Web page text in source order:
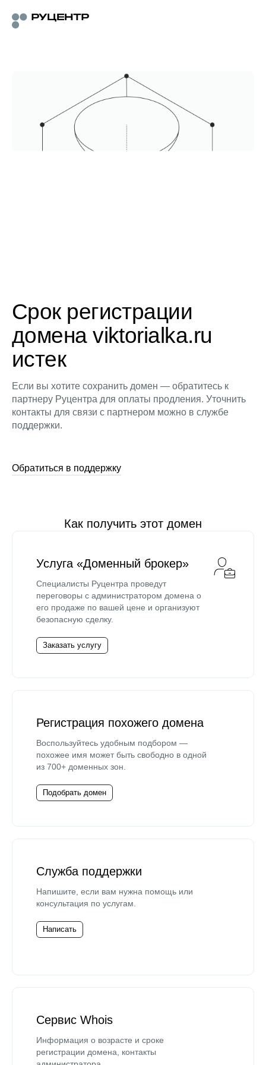
Срок регистрации
домена viktorialka.ru
истек
Если вы хотите сохранить домен — обратитесь к
партнеру Руцентра для оплаты продления. Уточнить
контакты для связи с партнером можно в службе
поддержки.
Обратиться в поддержку
Как получить этот домен
Услуга «Доменный брокер»
Специалисты Руцентра проведут
переговоры с администратором домена о
его продаже по вашей цене и организуют
безопасную сделку.
Заказать услугу
Регистрация похожего домена
Воспользуйтесь удобным подбором —
похожее имя может быть свободно в одной
из 700+ доменных зон.
Подобрать домен
Служба поддержки
Напишите, если вам нужна помощь или
консультация по услугам.
Написать
Сервис Whois
Информация о возрасте и сроке
регистрации домена, контакты